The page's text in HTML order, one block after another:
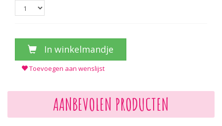
In winkelmandje
Toevoegen aan wenslijst
AANBEVOLEN PRODUCTEN